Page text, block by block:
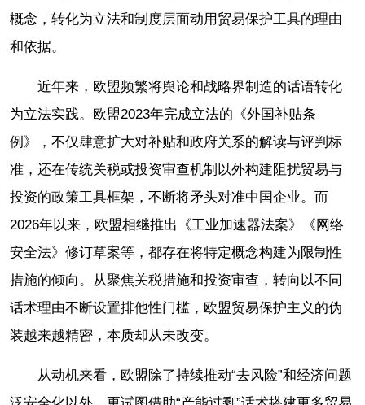
概念，转化为立法和制度层面动用贸易保护工具的理由
和依据。
近年来，欧盟频繁将舆论和战略界制造的话语转化
为立法实践。欧盟2023年完成立法的《外国补贴条
例》，不仅肆意扩大对补贴和政府关系的解读与评判标
准，还在传统关税或投资审查机制以外构建阻扰贸易与
投资的政策工具框架，不断将矛头对准中国企业。而
2026年以来，欧盟相继推出《工业加速器法案》《网络
安全法》修订草案等，都存在将特定概念构建为限制性
措施的倾向。从聚焦关税措施和投资审查，转向以不同
话术理由不断设置排他性门槛，欧盟贸易保护主义的伪
装越来越精密，本质却从未改变。
从动机来看，欧盟除了持续推动“去风险”和经济问题